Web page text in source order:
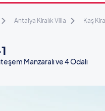
Antalya Kiralık Villa Kaş
Manzaralı ve 4 Odalı